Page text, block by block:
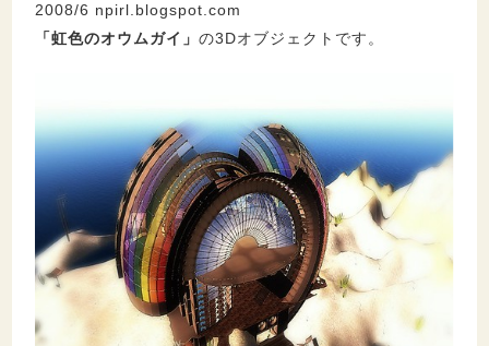
2008/6 npirl.blogspot.com
「虹色のオウムガイ」 の3Dオブジェクトです。